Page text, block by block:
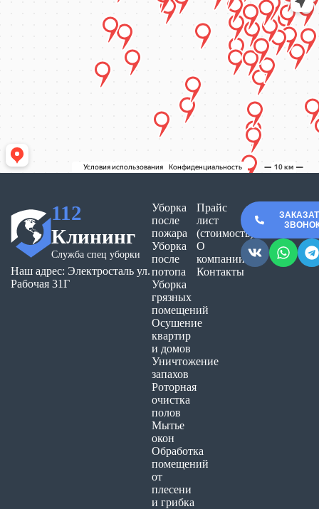
112
Клининг
Служба спец уборки
Наш адрес: Электросталь ул.
Рабочая 31Г
Уборка
после
пожара
Уборка
после
потопа
Уборка
грязных
помещений
Осушение
квартир
и домов
Уничтожение
запахов
Роторная
очистка
полов
Мытье
окон
Обработка
помещений
от
плесени
и грибка
Прайс
лист
(стоимость)
О
компании
Контакты